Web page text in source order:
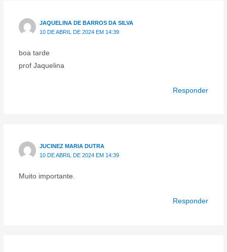
JAQUELINA DE BARROS DA SILVA
10 DE ABRIL DE 2024 EM 14:39
boa tarde
prof Jaquelina
Responder
JUCINEZ MARIA DUTRA
10 DE ABRIL DE 2024 EM 14:39
Muito importante.
Responder